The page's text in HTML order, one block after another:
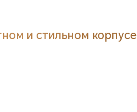
и стильном корпусе